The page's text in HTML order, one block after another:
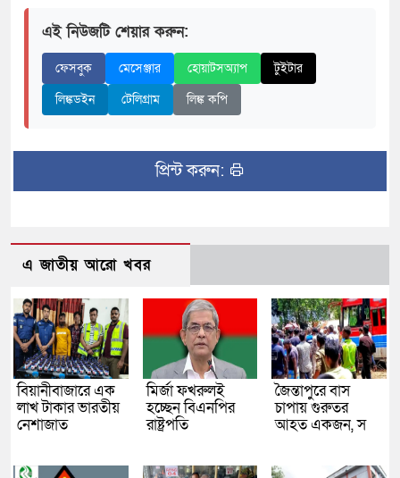
এই নিউজটি শেয়ার করুন:
ফেসবুক মেসেঞ্জার হোয়াটসঅ্যাপ
টুইটার
লিঙ্কডইন
টেলিগ্রাম লিঙ্ক কপি
প্রিন্ট করুন:
এ জাতীয় আরো খবর
বিয়ানীবাজারে এক
লাখ টাকার ভারতীয়
নেশাজাত
মির্জা ফখরুলই
হচ্ছেন বিএনপির
রাষ্ট্রপতি
জৈন্তাপুরে বাস
চাপায় গুরুতর
আহত একজন, স